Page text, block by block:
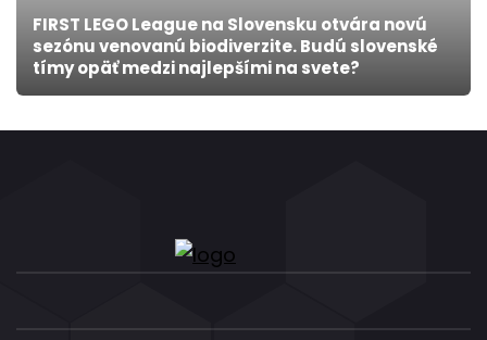
FIRST LEGO League na Slovensku otvára novú
sezónu venovanú biodiverzite. Budú slovenské
tímy opäť medzi najlepšími na svete?